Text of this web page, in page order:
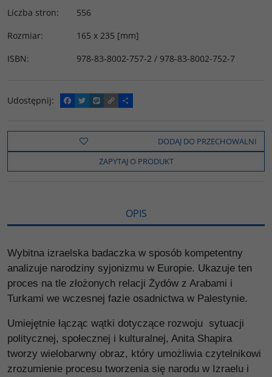
Liczba stron:
556
Rozmiar:
165 x 235 [mm]
ISBN: 978-83-8002-757-2 / 978-83-8002-752-7
Udostępnij:
F
a
e
o
k
T
w
t
t
e
W
y
o
C
o
y
i
n
k
P
o
z
e
l
s
DODAJ DO PRZECHOWALNI
ZAPYTAJ O PRODUKT
OPIS
Wybitna izraelska badaczka w sposób kompetentny
analizuje narodziny syjonizmu w Europie. Ukazuje ten
proces na tle złożonych relacji Żydów z Arabami i
Turkami we wczesnej fazie osadnictwa w Palestynie.
Umiejętnie łącząc wątki dotyczące rozwoju sytuacji
politycznej, społecznej i kulturalnej, Anita Shapira
tworzy wielobarwny obraz, który umożliwia czytelnikowi
zrozumienie procesu tworzenia się narodu w Izraelu i